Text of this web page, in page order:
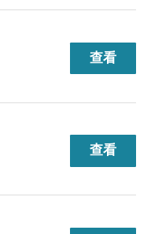
查看
查看